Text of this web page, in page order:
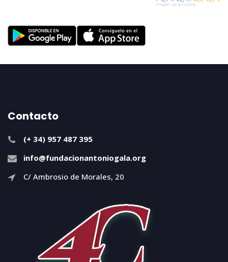
Contacto
(+ 34) 957 487 395
info@fundacionantoniogala.org
C/ Ambrosio de Morales, 20